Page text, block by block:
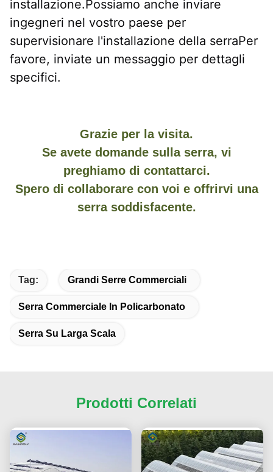
installazione.Possiamo anche inviare
ingegneri nel vostro paese per
supervisionare l'installazione della serraPer
favore, inviate un messaggio per dettagli
specifici.
Grazie per la visita.
Se avete domande sulla serra, vi
preghiamo di contattarci.
Spero di collaborare con voi e offrirvi una
serra soddisfacente.
Tag: Grandi Serre Commerciali
Serra Commerciale In Policarbonato
Serra Su Larga Scala
Prodotti Correlati